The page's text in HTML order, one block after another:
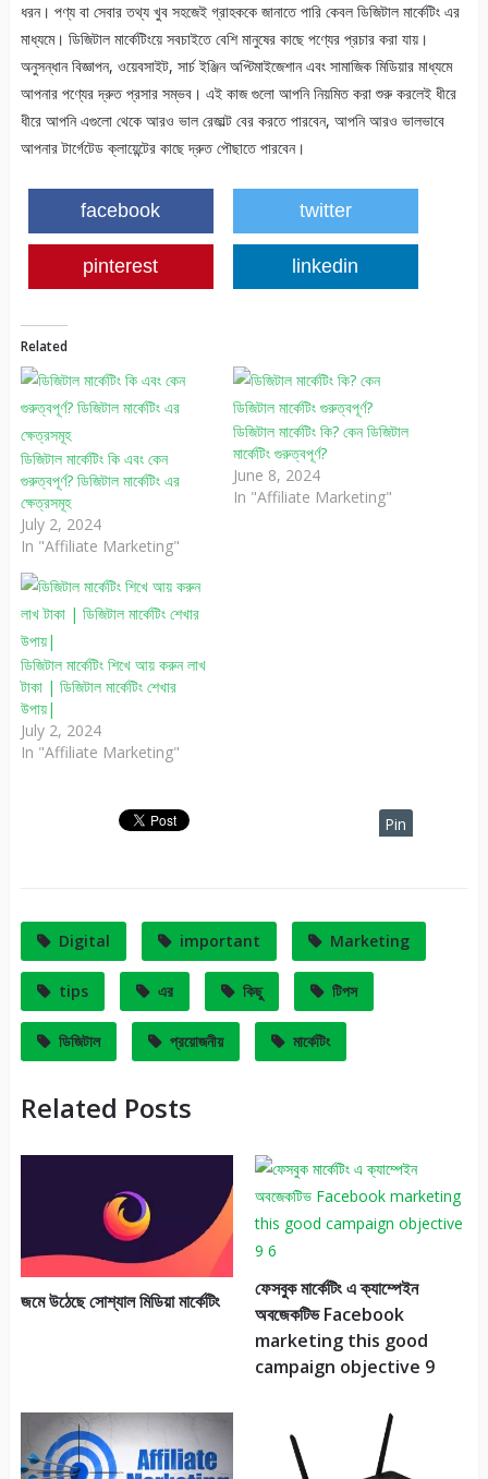
ধরন। পণ্য বা সেবার তথ্য খুব সহজেই গ্রাহককে জানাতে পারি কেবল ডিজিটাল মার্কেটিং এর
মাধ্যমে। ডিজিটাল মার্কেটিংয়ে সবচাইতে বেশি মানুষের কাছে পণ্যের প্রচার করা যায়।
অনুসন্ধান বিজ্ঞাপন, ওয়েবসাইট, সার্চ ইঞ্জিন অপ্টিমাইজেশান এবং সামাজিক মিডিয়ার মাধ্যমে
আপনার পণ্যের দ্রুত প্রসার সম্ভব। এই কাজ গুলো আপনি নিয়মিত করা শুরু করলেই ধীরে
ধীরে আপনি এগুলো থেকে আরও ভাল রেজাল্ট বের করতে পারবেন, আপনি আরও ভালভাবে
আপনার টার্গেটেড ক্লায়েন্টের কাছে দ্রুত পৌছাতে পারবেন।
facebook twitter
pinterest linkedin
Related
ডিজিটাল মার্কেটিং কি এবং কেন
গুরুত্বপূর্ণ? ডিজিটাল মার্কেটিং এর
ক্ষেত্রসমূহ
July 2, 2024
In "Affiliate Marketing"
ডিজিটাল মার্কেটিং কি? কেন ডিজিটাল
মার্কেটিং গুরুত্বপূর্ণ?
June 8, 2024
In "Affiliate Marketing"
ডিজিটাল মার্কেটিং শিখে আয় করুন লাখ
টাকা | ডিজিটাল মার্কেটিং শেখার
উপায়|
July 2, 2024
In "Affiliate Marketing"
Pin
Digital important Marketing
tips এর কিছু টিপস
ডিজিটাল প্রয়োজনীয় মার্কেটিং
Related Posts
জমে উঠেছে সোশ্যাল মিডিয়া মার্কেটিং
ফেসবুক মার্কেটিং এ ক্যাম্পেইন
অবজেকটিভ Facebook
marketing this good
campaign objective 9